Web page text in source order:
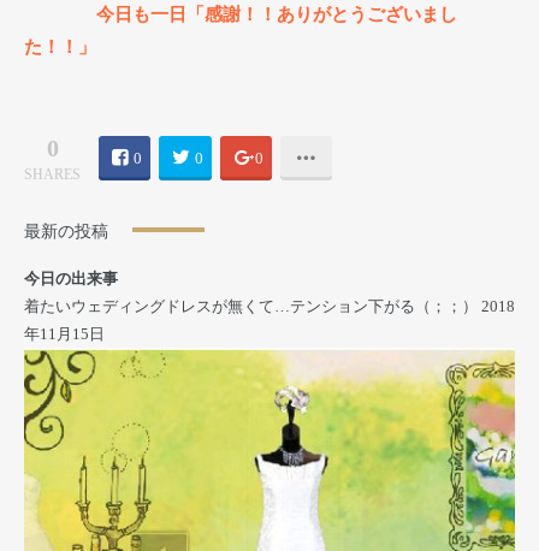
今日も一日「感謝！！ありがとうございまし
た！！」
0
SHARES
0 0 0
最新の投稿
今日の出来事
着たいウェディングドレスが無くて…テンション下がる（；；）
2018
年11月15日